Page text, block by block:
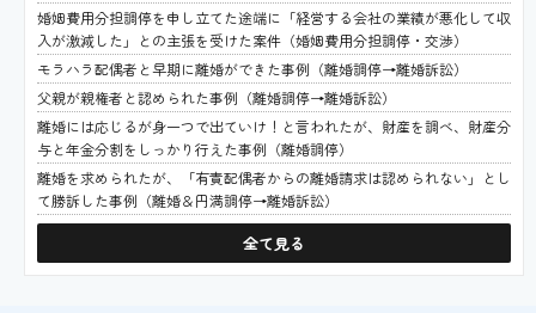
婚姻費用分担調停を申し立てた途端に「経営する会社の業績が悪化して収
入が激減した」との主張を受けた案件（婚姻費用分担調停・交渉）
モラハラ配偶者と早期に離婚ができた事例（離婚調停→離婚訴訟）
父親が親権者と認められた事例（離婚調停→離婚訴訟）
離婚には応じるが身一つで出ていけ！と言われたが、財産を調べ、財産分
与と年金分割をしっかり行えた事例（離婚調停）
離婚を求められたが、「有責配偶者からの離婚請求は認められない」とし
て勝訴した事例（離婚＆円満調停→離婚訴訟）
全て見る